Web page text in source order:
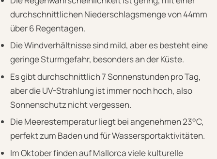
durchschnittlichen Niederschlagsmenge von 44mm
über 6 Regentagen.
Die Windverhältnisse sind mild, aber es besteht eine
geringe Sturmgefahr, besonders an der Küste.
Es gibt durchschnittlich 7 Sonnenstunden pro Tag,
aber die UV-Strahlung ist immer noch hoch, also
Sonnenschutz nicht vergessen.
Die Meerestemperatur liegt bei angenehmen 23°C,
perfekt zum Baden und für Wassersportaktivitäten.
Im Oktober finden auf Mallorca viele kulturelle